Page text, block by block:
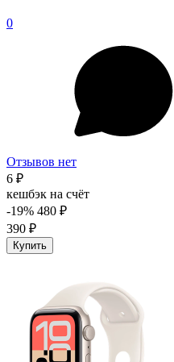
0
Отзывов нет
6 ₽
кешбэк на счёт
-19% 480 ₽
390 ₽
Купить